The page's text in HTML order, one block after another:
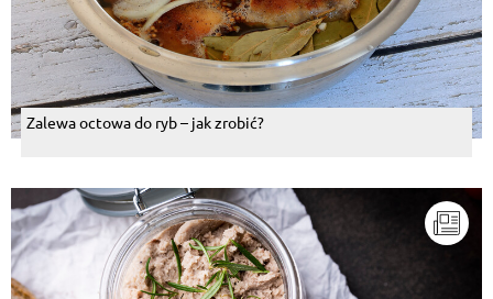
Zalewa octowa do ryb – jak zrobić?